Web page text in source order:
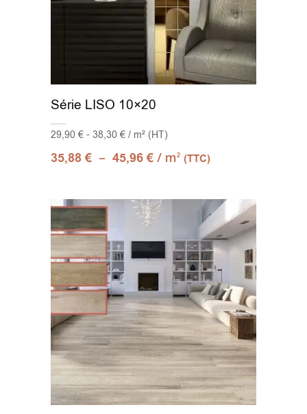
Série LISO 10×20
29,90 € - 38,30 € / m² (HT)
35,88€ – 45,96€ / m2 (TTC)